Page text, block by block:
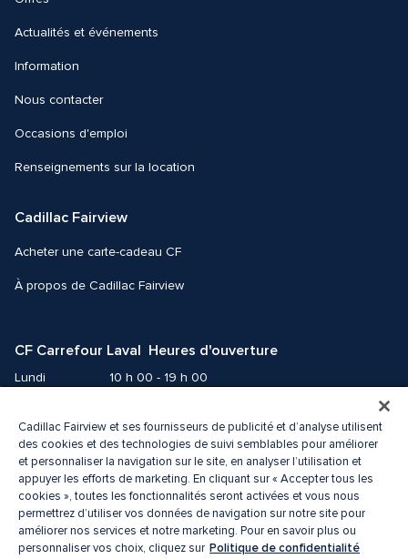
Actualités et événements
Information
Nous contacter
Occasions d'emploi
Renseignements sur la location
Cadillac Fairview
Acheter une carte-cadeau CF
À propos de Cadillac Fairview
CF Carrefour Laval  Heures d'ouverture
Lundi
10 h 00 - 19 h 00
Mercredi
10 h 00 - 19 h 00
Jeudi
10 h 00 - 21 h 00
Vendredi
10 h 00 - 21 h 00
Samedi
9 h 00 - 19 h 00
Dimanche
10 h 00 - 18 h 00
Cadillac Fairview et ses fournisseurs de publicité et d’analyse utilisent
des cookies et des technologies de suivi semblables pour améliorer
et personnaliser la navigation sur le site, en analyser l’utilisation et
appuyer les efforts de marketing. En cliquant sur « Accepter tous les
cookies », toutes les fonctionnalités seront activées et vous nous
permettrez d’utiliser vos données de navigation sur notre site pour
améliorer nos services et notre marketing. Pour en savoir plus ou
personnaliser vos choix, cliquez sur Politique de confidentialité